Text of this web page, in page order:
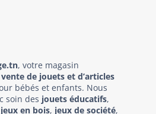
, votre magasin
vente de jouets et d’articles
bébés et enfants. Nous
soin des jouets éducatifs,
jeux en bois, jeux de société,